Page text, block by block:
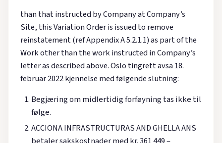
than that instructed by Company at Company’s
Site, this Variation Order is issued to remove
reinstatement (ref Appendix A 5.2.1.1) as part of the
Work other than the work instructed in Company’s
letter as described above. Oslo tingrett avsa 18.
februar 2022 kjennelse med følgende slutning:
Begjæring om midlertidig forføyning tas ikke til
følge.
ACCIONA INFRASTRUCTURAS AND GHELLA ANS